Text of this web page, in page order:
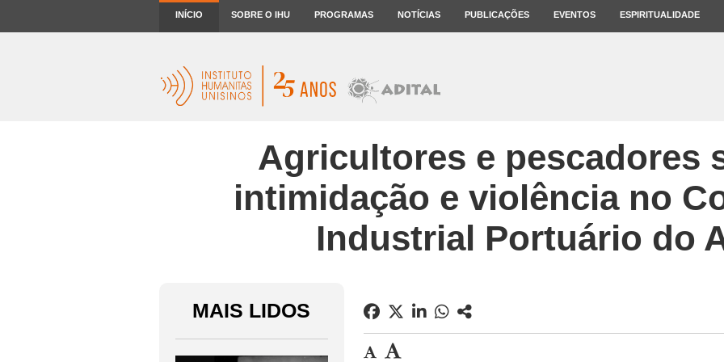
INÍCIO SOBRE O IHU PROGRAMAS NOTÍCIAS PUBLICAÇÕES EVENTOS ESPIRITUALIDADE
Agricultores e pescadores
intimidação e violência no
Industrial Portuário do
MAIS LIDOS